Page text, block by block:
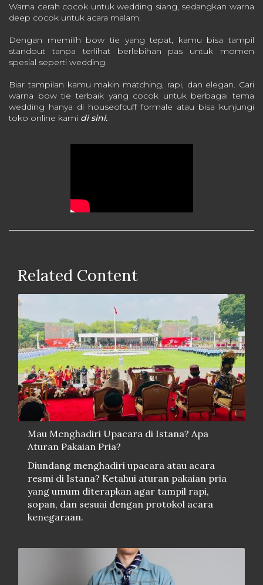
Warna cerah cocok untuk wedding siang, sedangkan warna
deep cocok untuk acara malam.
Dengan memilih bow tie yang tepat, kamu bisa tampil
standout tanpa terlihat berlebihan pas untuk momen
spesial seperti wedding.
Biar tampilan kamu makin matching, rapi, dan elegan. Cari
warna bow tie terbaik yang cocok untuk berbagai tema
wedding hanya di houseofcuff formale atau bisa kunjungi
toko online kami di sini.
Related Content
Mau Menghadiri Upacara di Istana? Apa
Aturan Pakaian Pria?
Diundang menghadiri upacara atau acara
resmi di Istana? Ketahui aturan pakaian pria
yang umum diterapkan agar tampil rapi,
sopan, dan sesuai dengan protokol acara
kenegaraan.